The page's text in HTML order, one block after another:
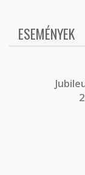
ESEMÉNYEK
J